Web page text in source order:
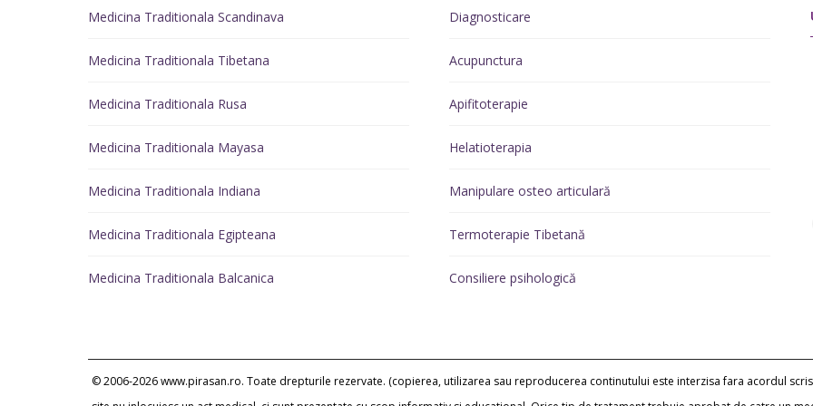
Medicina Traditionala Scandinava
Medicina Traditionala Tibetana
Medicina Traditionala Rusa
Medicina Traditionala Mayasa
Medicina Traditionala Indiana
Medicina Traditionala Egipteana
Medicina Traditionala Balcanica
Diagnosticare
Acupunctura
Apifitoterapie
Helatioterapia
Manipulare osteo articulară
Termoterapie Tibetană
Consiliere psihologică
© 2006-2026 www.pirasan.ro. Toate drepturile rezervate. (copierea, utilizarea sau reproducerea continutului este interzisa fara acordul